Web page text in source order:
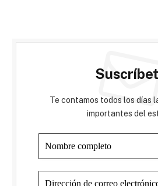
Te contamos todos los días
importantes del